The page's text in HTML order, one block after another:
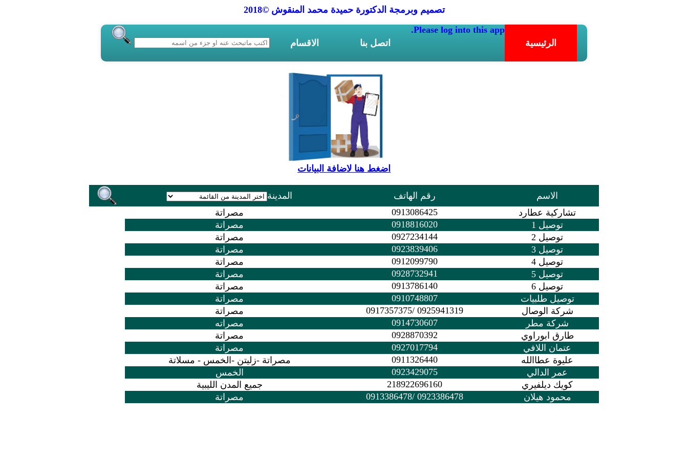
تصميم وبرمجة الدكتورة حميدة محمد المنقوش ©2018
الرئيسية
Please log into this app.
اتصل بنا
الاقسام
اضغط هنا لاضافة البيانات
الاسم رقم الهاتف
المدينة
تشاركية عطارد
0913086425
مصراتة
توصيل 1
0918816020
مصراتة
توصيل 2
0927234144
مصراتة
توصيل 3
0923839406
مصراتة
توصيل 4
0912099790
مصراتة
توصيل 5
0928732941
مصراتة
توصيل 6
0913786140
مصراتة
توصيل طلبيات
0910748807
مصراتة
شركة الوصال
0925941319 /0917357375
مصراتة
شركة مطر
0914730607
مصراته
طارق ابوراوي
0928870392
مصراتة
عتمان اللافي
0927017794
مصراتة
عليوة عطاالله
0911326440
مصراتة -زليتن -الخمس - مسلاتة
عمر الدالي
0923429075
الخمس
كويك ديلفيري
218922696160
جميع المدن الليبية
محمود هيلان
0923386478 /0913386478 مصراتة